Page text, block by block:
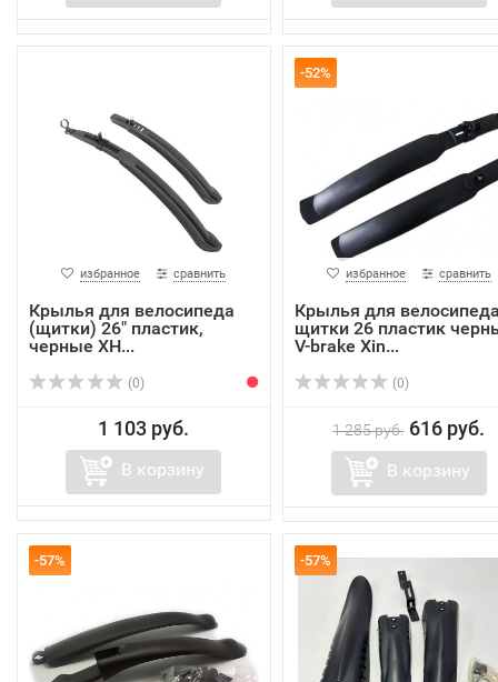
избранное сравнить
Крылья для велосипеда
(щитки) 26" пластик,
черные XH...
(0)
1 103 руб.
В корзину
-52%
избранное сравнить
Крылья для
щитки 26 пластик
V-brake Xin...
(0)
1 285 руб. 616 руб.
В корзину
-57% -57%